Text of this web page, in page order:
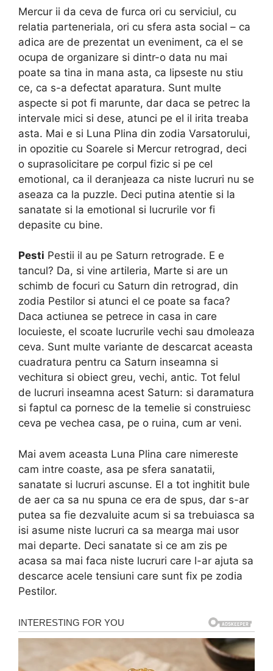
Mercur ii da ceva de furca ori cu serviciul, cu
relatia parteneriala, ori cu sfera asta social – ca
adica are de prezentat un eveniment, ca el se
ocupa de organizare si dintr-o data nu mai
poate sa tina in mana asta, ca lipseste nu stiu
ce, ca s-a defectat aparatura. Sunt multe
aspecte si pot fi marunte, dar daca se petrec la
intervale mici si dese, atunci pe el il irita treaba
asta. Mai e si Luna Plina din zodia Varsatorului,
in opozitie cu Soarele si Mercur retrograd, deci
o suprasolicitare pe corpul fizic si pe cel
emotional, ca il deranjeaza ca niste lucruri nu se
aseaza ca la puzzle. Deci putina atentie si la
sanatate si la emotional si lucrurile vor fi
depasite cu bine.
Pesti Pestii il au pe Saturn retrograde. E e
tancul? Da, si vine artileria, Marte si are un
schimb de focuri cu Saturn din retrograd, din
zodia Pestilor si atunci el ce poate sa faca?
Daca actiunea se petrece in casa in care
locuieste, el scoate lucrurile vechi sau dmoleaza
ceva. Sunt multe variante de descarcat aceasta
cuadratura pentru ca Saturn inseamna si
vechitura si obiect greu, vechi, antic. Tot felul
de lucruri inseamna acest Saturn: si daramatura
si faptul ca pornesc de la temelie si construiesc
ceva pe vechea casa, pe o ruina, cum ar veni.
Mai avem aceasta Luna Plina care nimereste
cam intre coaste, asa pe sfera sanatatii,
sanatate si lucruri ascunse. El a tot inghitit bule
de aer ca sa nu spuna ce era de spus, dar s-ar
putea sa fie dezvaluite acum si sa trebuiasca sa
isi asume niste lucruri ca sa mearga mai usor
mai departe. Deci sanatate si ce am zis pe
acasa sa mai faca niste lucruri care l-ar ajuta sa
descarce acele tensiuni care sunt fix pe zodia
Pestilor.